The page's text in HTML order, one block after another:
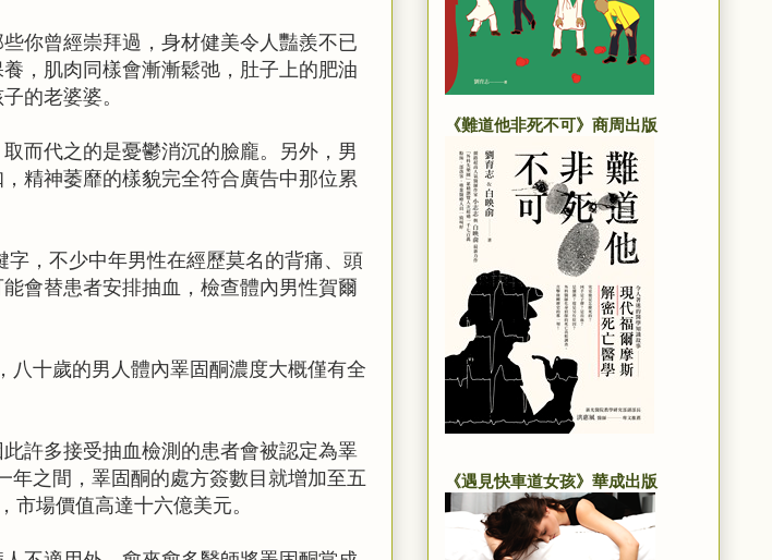
你曾經崇拜過，身材健美令人豔羨不已
，肌肉同樣會漸漸鬆弛，肚子上的肥油
的老婆婆。
而代之的是憂鬱消沉的臉龐。另外，男
精神萎靡的樣貌完全符合廣告中那位累
，不少中年男性在經歷莫名的背痛、頭
會替患者安排抽血，檢查體內男性賀爾
八十歲的男人體內睪固酮濃度大概僅有全
許多接受抽血檢測的患者會被認定為睪
之間，睪固酮的處方簽數目就增加至五
場價值高達十六億美元。
《難道他非死不可》商周出版
《遇見快車道女孩》華成出版